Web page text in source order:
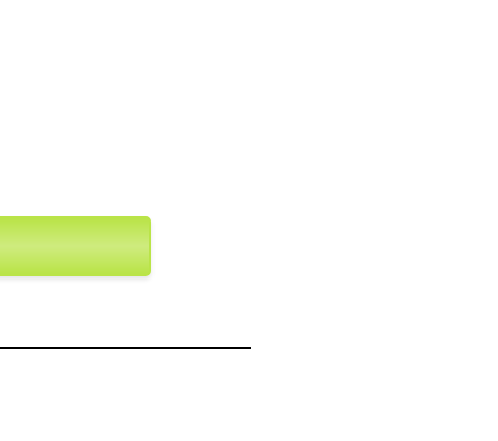
の贅沢な味わいです。壁一面ガラ
クな夜とで、イメージががらりと
わしい大人の空間で、理想的な顔